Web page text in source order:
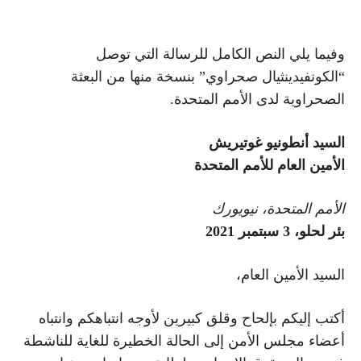
وفيما يلي النص الكامل للرسالة التي توصل
“الكونفيدينثيال صحراوي” بنسخة منها من البعثة
الصحراوية لدى الأمم المتحدة.
السيد أنطونيو غوتيريش
الأمين العام للأمم المتحدة
الأمم المتحدة، نيويورك
بئر لحلو، 3 سبتمبر 2021
السيد الأمين العام،
أكتب إليكم بإلحاح وقلق كبيرين لأوجه انتباهكم وانتباه
أعضاء مجلس الأمن إلى الحالة الخطيرة للغاية للناشطة